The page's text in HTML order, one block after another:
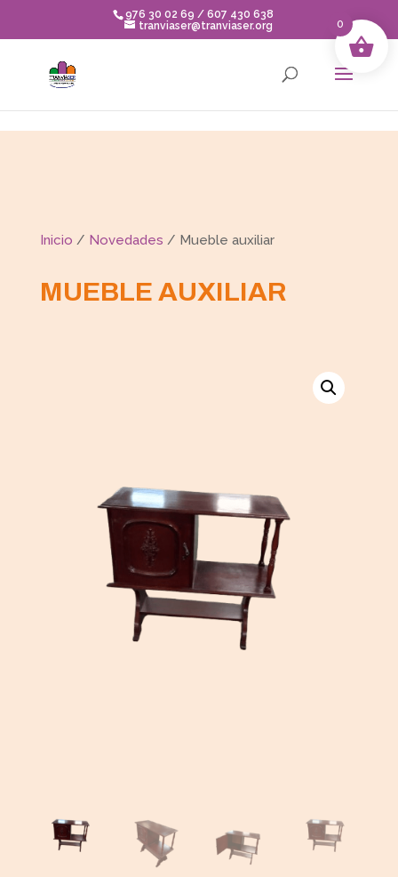
976 30 02 69 / 607 430 638
tranviaser@tranviaser.org
Inicio / Novedades / Mueble auxiliar
MUEBLE AUXILIAR
0